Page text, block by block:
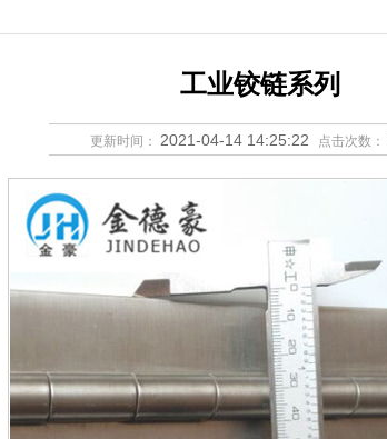
工业铰链系列
更新时间： 2021-04-14 14:25:22 点击次数：